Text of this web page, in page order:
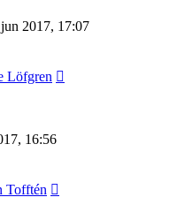
2017, 17:07
Löfgren
16:56
Tofftén